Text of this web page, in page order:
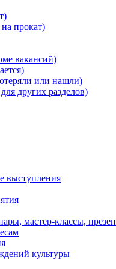
прокат)
вакансий)
или нашли)
других разделов)
выступления
мастер-классы,
культуры